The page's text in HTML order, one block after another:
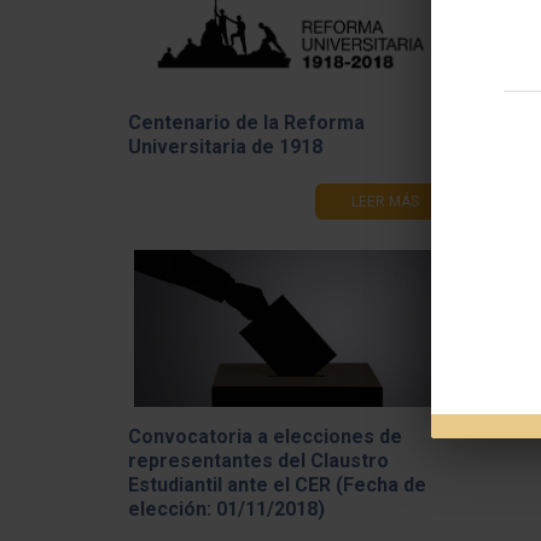
Centenario de la Reforma
Universitaria de 1918
LEER MÁS
Convocatoria a elecciones de
representantes del Claustro
Estudiantil ante el CER (Fecha de
elección: 01/11/2018)